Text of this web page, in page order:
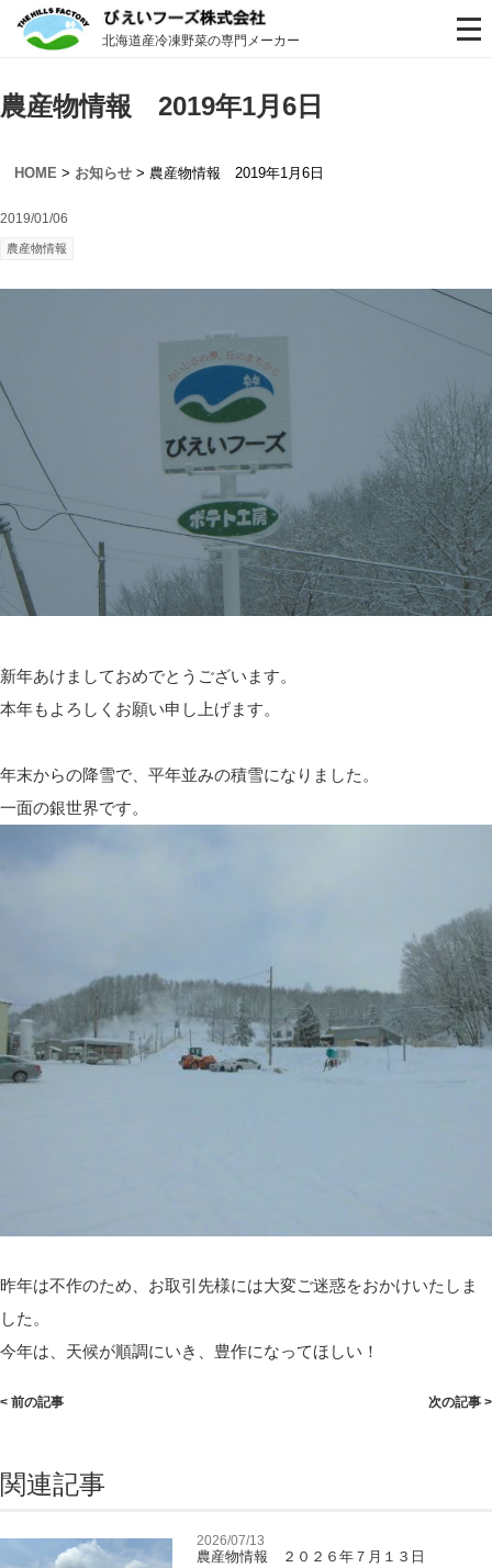
北海道産冷凍野菜の専門メーカー
農産物情報 2019年1月6日
HOME > お知らせ > 農産物情報 2019年1月6日
2019/01/06
農産物情報
新年あけましておめでとうございます。
本年もよろしくお願い申し上げます。
年末からの降雪で、平年並みの積雪になりました。
一面の銀世界です。
昨年は不作のため、お取引先様には大変ご迷惑をおかけいたしま
した。
今年は、天候が順調にいき、豊作になってほしい！
< 前の記事 次の記事 >
関連記事
2026/07/13
農産物情報 ２０２６年７月１３日